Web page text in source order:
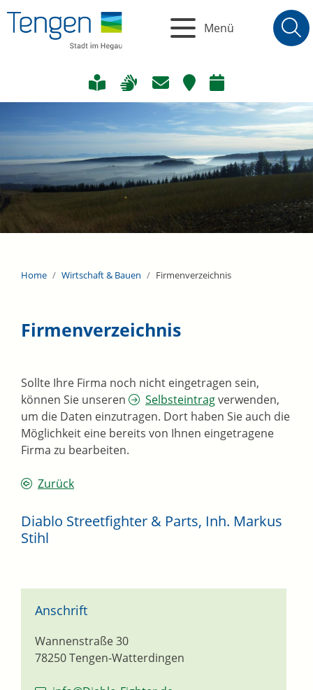
Menü
Home Wirtschaft & Bauen Firmenverzeichnis
Firmenverzeichnis
Sollte Ihre Firma noch nicht eingetragen sein,
können Sie unseren
Selbsteintragverwenden,
um die Daten einzutragen. Dort haben Sie auch die
Möglichkeit eine bereits von Ihnen eingetragene
Firma zu bearbeiten.
Zurück
Diablo Streetfighter & Parts, Inh. Markus
Stihl
Anschrift
Wannenstraße 30
78250Tengen-Watterdingen